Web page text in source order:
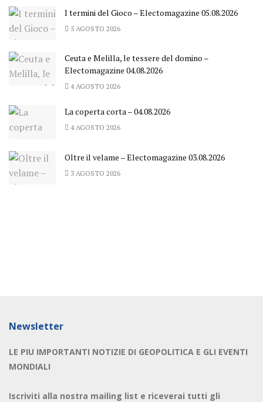
I termini del Gioco – Electomagazine 05.08.2026
5 AGOSTO 2026
Ceuta e Melilla, le tessere del domino –
Electomagazine 04.08.2026
4 AGOSTO 2026
La coperta corta – 04.08.2026
4 AGOSTO 2026
Oltre il velame – Electomagazine 03.08.2026
3 AGOSTO 2026
Newsletter
LE PIU IMPORTANTI NOTIZIE DI GEOPOLITICA E GLI EVENTI
MONDIALI
Iscriviti alla nostra mailing list e riceverai tutti gli